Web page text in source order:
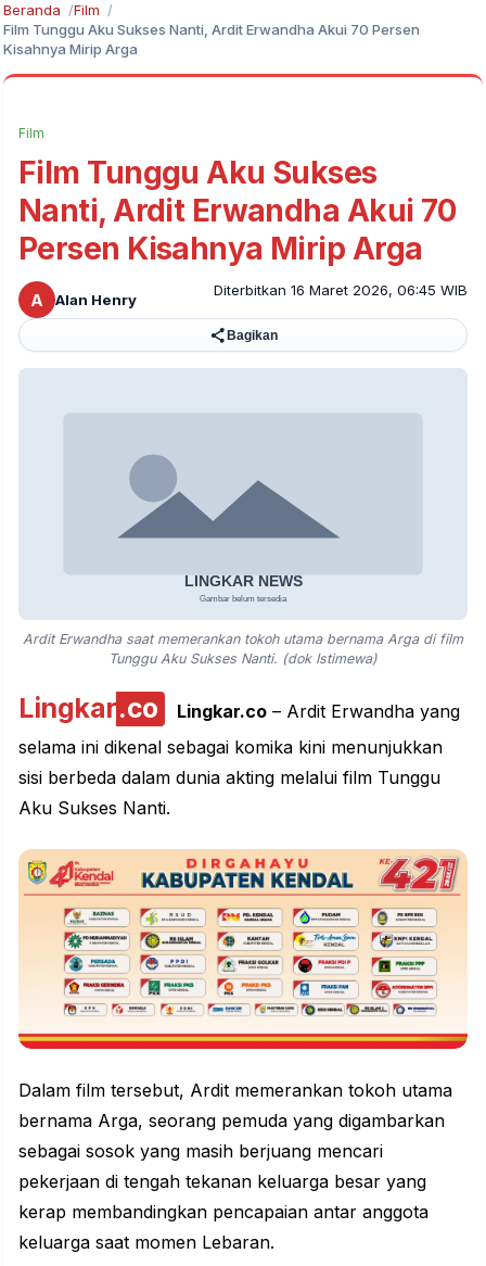
Beranda
Film
Film Tunggu Aku Sukses Nanti, Ardit Erwandha Akui 70 Persen
Kisahnya Mirip Arga
Film
Film Tunggu Aku Sukses
Nanti, Ardit Erwandha Akui 70
Persen Kisahnya Mirip Arga
A Alan Henry
Diterbitkan 16 Maret 2026, 06:45 WIB
Bagikan
Ardit Erwandha saat memerankan tokoh utama bernama Arga di film
Tunggu Aku Sukses Nanti. (dok Istimewa)
Lingkar.co Lingkar.co– Ardit Erwandha yang
selama ini dikenal sebagai komika kini menunjukkan
sisi berbeda dalam dunia akting melalui film Tunggu
Aku Sukses Nanti.
Dalam film tersebut, Ardit memerankan tokoh utama
bernama Arga, seorang pemuda yang digambarkan
sebagai sosok yang masih berjuang mencari
pekerjaan di tengah tekanan keluarga besar yang
kerap membandingkan pencapaian antar anggota
keluarga saat momen Lebaran.